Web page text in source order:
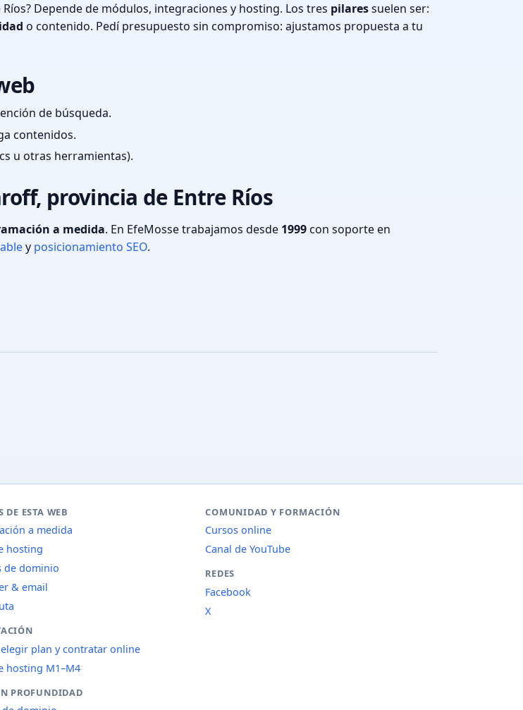
Depende de módulos, integraciones y hosting. Los tres pilaressuelen ser:
o contenido. Pedí presupuesto sin compromiso: ajustamos propuesta a tu
de búsqueda.
contenidos.
u otras herramientas).
provincia de Entre Ríos
a medida. En EfeMosse trabajamos desde 1999con soporte en
y posicionamiento SEO.
DE ESTA WEB
a medida
hosting
de dominio
& email
plan y contratar online
hosting M1–M4
PROFUNDIDAD
COMUNIDAD Y FORMACIÓN
Cursos online
Canal de YouTube
REDES
Facebook
X